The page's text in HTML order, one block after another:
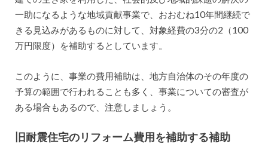
一助になるような地域貢献事業で、おおむね10年間継続で
きる見込みがあるものに対して、対象経費の3分の2（100
万円限度）を補助するとしています。
このように、事業の費用補助は、地方自治体のその年度の
予算の範囲で行われることも多く、事業についての審査が
ある場合もあるので、注意しましょう。
旧耐震住宅のリフォーム費用を補助する補助